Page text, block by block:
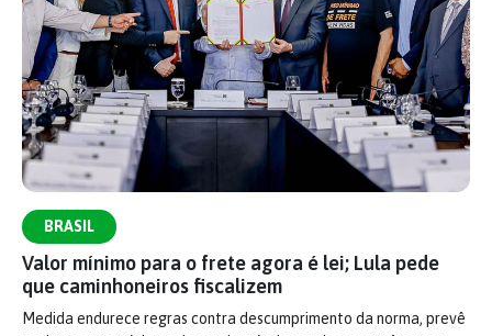
BRASIL
Valor mínimo para o frete agora é lei; Lula pede
que caminhoneiros fiscalizem
Medida endurece regras contra descumprimento da norma, prevê